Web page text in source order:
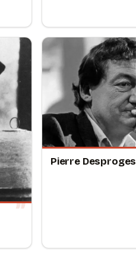
Pierre Desproges